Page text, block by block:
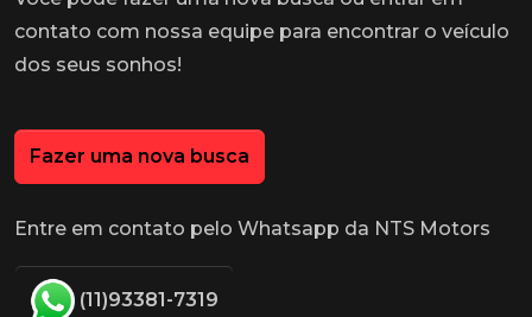
contato com nossa equipe para encontrar o veículo
dos seus sonhos!
Fazer uma nova busca
Entre em contato pelo Whatsapp da NTS Motors
(11)93381-7319